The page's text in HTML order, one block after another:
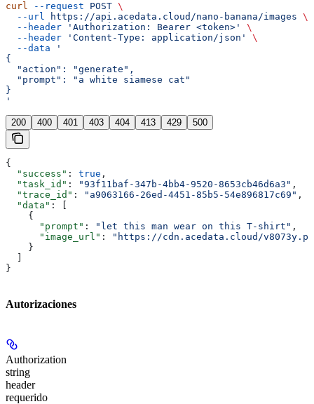
curl --request POST \
  --url
https://api.acedata.cloud/nano-banana/images \
  --header
'Authorization: Bearer <token>'
\
  --header
'Content-Type: application/json'
\
  --data
'
{
  "action": "generate",
  "prompt": "a white siamese cat"
}
'
200 400 401 403 404 413 429 500
{
  "success"
: true ,
  "task_id"
: "93f11baf-347b-4bb4-9520-8653cb46d6a3" ,
  "trace_id"
: "a9063166-26ed-4451-85b5-54e896817c69" ,
  "data"
: [
    {
      "prompt"
: "let this man wear on this T-shirt" ,
      "image_url"
:
"https://cdn.acedata.cloud/
    }
}
Autorizaciones
Authorization
string
header
requerido